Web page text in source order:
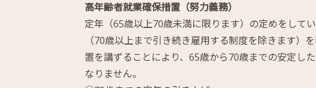
高年齢者就業確保措置（努力義務）
定年（65歳以上70歳未満に限ります）の定めをして
（70歳以上まで引き続き雇用する制度を除きます）
置を講ずることにより、65歳から70歳までの安定し
なりません。